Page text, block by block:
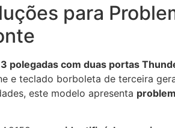
para
polegadas com duas portas
e teclado borboleta de terceira
este modelo apresenta